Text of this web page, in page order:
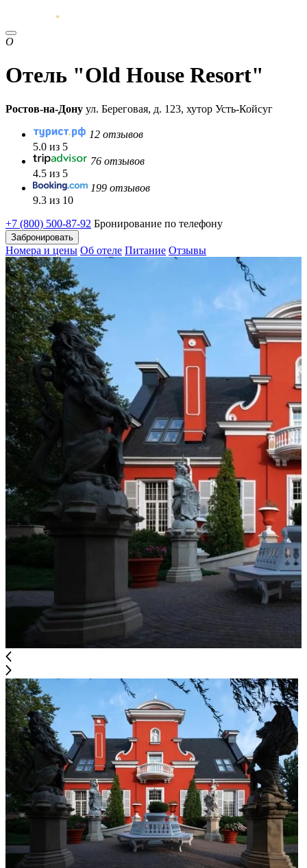
O
Отель "Old House Resort"
Ростов-на-Дону ул. Береговая, д. 123, хутор Усть-Койсуг
12 отзывов
5.0 из 5
76 отзывов
4.5 из 5
199 отзывов
9.3 из 10
+7 (800) 500-87-92 Бронирование по телефону
Забронировать
Номера и цены Об отеле Питание Отзывы